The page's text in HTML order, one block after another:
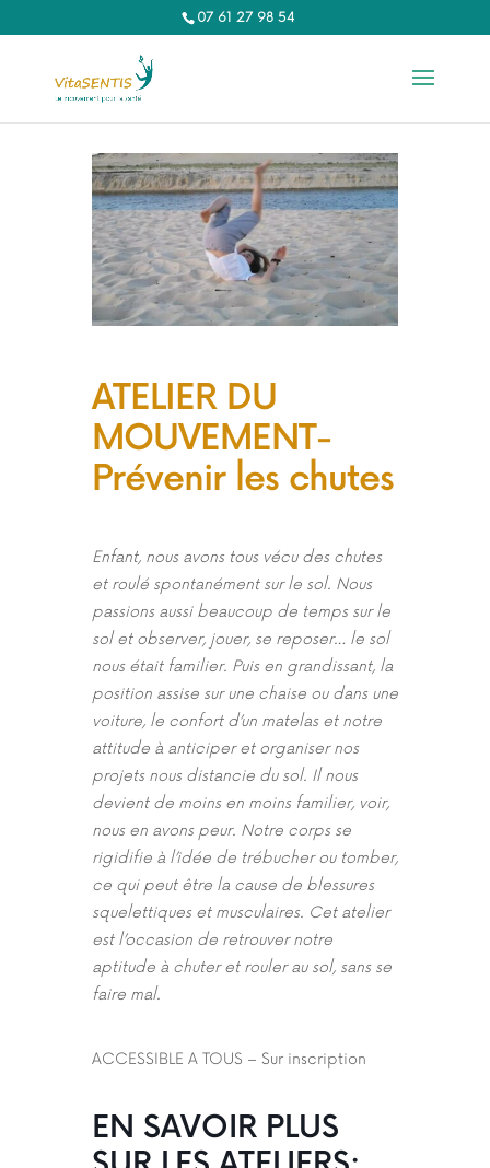
07 61 27 98 54‬
ATELIER DU
MOUVEMENT-
Prévenir les chutes
Enfant, nous avons tous vécu des chutes
et roulé spontanément sur le sol. Nous
passions aussi beaucoup de temps sur le
sol et observer, jouer, se reposer… le sol
nous était familier. Puis en grandissant, la
position assise sur une chaise ou dans une
voiture, le confort d’un matelas et notre
attitude à anticiper et organiser nos
projets nous distancie du sol. Il nous
devient de moins en moins familier, voir,
nous en avons peur. Notre corps se
rigidifie à l’idée de trébucher ou tomber,
ce qui peut être la cause de blessures
squelettiques et musculaires. Cet atelier
est l’occasion de retrouver notre
aptitude à chuter et rouler au sol, sans se
faire mal.
ACCESSIBLE A TOUS – Sur inscription
EN SAVOIR PLUS